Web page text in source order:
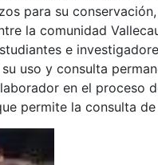
para su
la comunidad
e
uso y consulta
en el proceso
permite la consulta de